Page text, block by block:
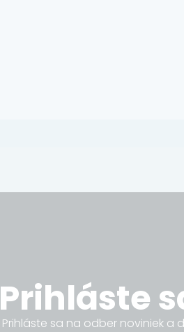
Prihláste
Prihláste sa na odber noviniek a